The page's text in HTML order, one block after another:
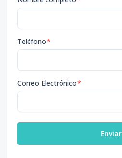
Teléfono*
Correo Electrónico*
Enviar